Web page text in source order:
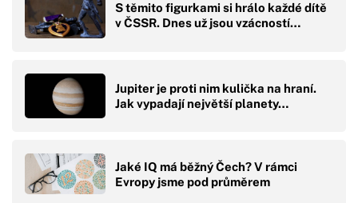
S těmito figurkami si hrálo každé dítě
v ČSSR. Dnes už jsou vzácností…
Jupiter je proti nim kulička na hraní.
Jak vypadají největší planety…
Jaké IQ má běžný Čech? V rámci
Evropy jsme pod průměrem